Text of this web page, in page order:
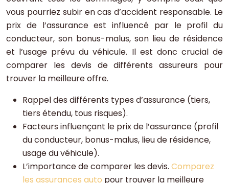
vous pourriez subir en cas d’accident responsable. Le
prix de l’assurance est influencé par le profil du
conducteur, son bonus-malus, son lieu de résidence
et l’usage prévu du véhicule. Il est donc crucial de
comparer les devis de différents assureurs pour
trouver la meilleure offre.
Rappel des différents types d’assurance (tiers,
tiers étendu, tous risques).
Facteurs influençant le prix de l’assurance (profil
du conducteur, bonus-malus, lieu de résidence,
usage du véhicule).
L’importance de comparer les devis. Comparez
les assurances auto pour trouver la meilleure